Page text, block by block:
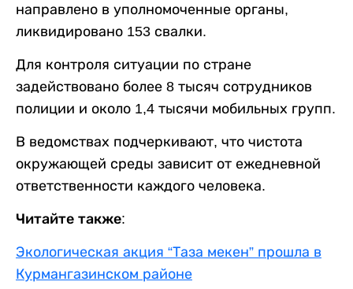
направлено в уполномоченные органы,
ликвидировано 153 свалки.
Для контроля ситуации по стране
задействовано более 8 тысяч сотрудников
полиции и около 1,4 тысячи мобильных групп.
В ведомствах подчеркивают, что чистота
окружающей среды зависит от ежедневной
ответственности каждого человека.
Читайте также:
Экологическая акция “Таза мекен” прошла в
Курмангазинском районе